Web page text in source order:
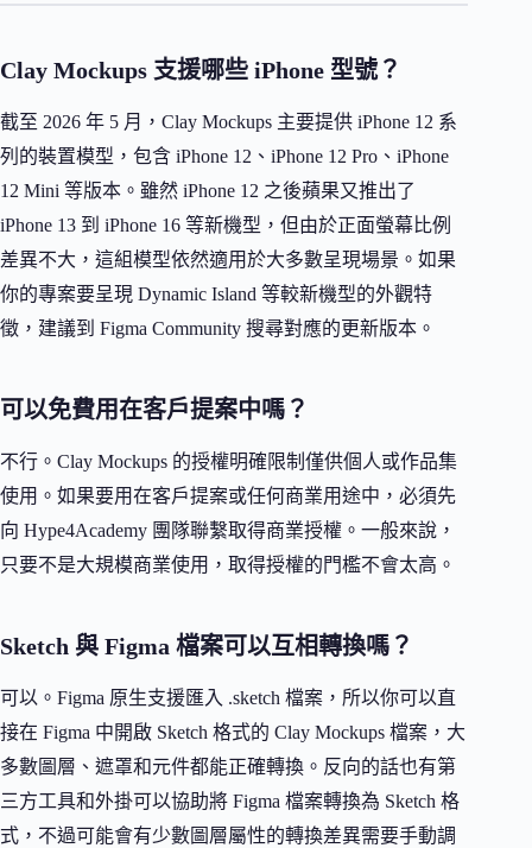
Clay Mockups 支援哪些 iPhone 型號？
截至 2026 年 5 月，Clay Mockups 主要提供 iPhone 12 系
列的裝置模型，包含 iPhone 12、iPhone 12 Pro、iPhone
12 Mini 等版本。雖然 iPhone 12 之後蘋果又推出了
iPhone 13 到 iPhone 16 等新機型，但由於正面螢幕比例
差異不大，這組模型依然適用於大多數呈現場景。如果
你的專案要呈現 Dynamic Island 等較新機型的外觀特
徵，建議到 Figma Community 搜尋對應的更新版本。
可以免費用在客戶提案中嗎？
不行。Clay Mockups 的授權明確限制僅供個人或作品集
使用。如果要用在客戶提案或任何商業用途中，必須先
向 Hype4Academy 團隊聯繫取得商業授權。一般來說，
只要不是大規模商業使用，取得授權的門檻不會太高。
Sketch 與 Figma 檔案可以互相轉換嗎？
可以。Figma 原生支援匯入 .sketch 檔案，所以你可以直
接在 Figma 中開啟 Sketch 格式的 Clay Mockups 檔案，大
多數圖層、遮罩和元件都能正確轉換。反向的話也有第
三方工具和外掛可以協助將 Figma 檔案轉換為 Sketch 格
式，不過可能會有少數圖層屬性的轉換差異需要手動調